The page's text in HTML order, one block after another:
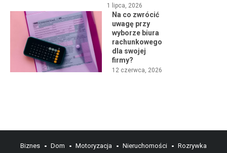
1 lipca, 2026
Na co zwrócić
uwagę przy
wyborze biura
rachunkowego
dla swojej
firmy?
12 czerwca, 2026
Biznes Dom Motoryzacja Nieruchomości Rozrywka